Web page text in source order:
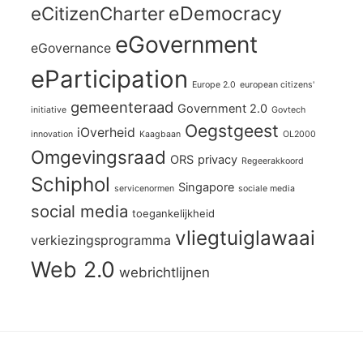
eCitizenCharter eDemocracy
eGovernance eGovernment
eParticipation Europe 2.0 european citizens'
initiative gemeenteraad Government 2.0 Govtech
innovation iOverheid Kaagbaan Oegstgeest OL2000
Omgevingsraad ORS privacy Regeerakkoord
Schiphol servicenormen Singapore sociale media
social media toegankelijkheid
verkiezingsprogramma vliegtuiglawaai
Web 2.0 webrichtlijnen